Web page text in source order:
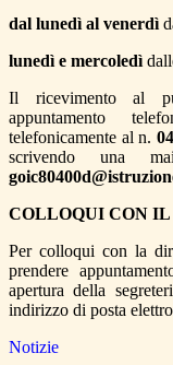
dal lunedì al venerdì
lunedì e mercoledì
Il ricevimento al
appuntamento
telefonicamente al n.
scrivendo una
COLLOQUI CON
Per colloqui con la
prendere
apertura della
indirizzo di posta
Notizie